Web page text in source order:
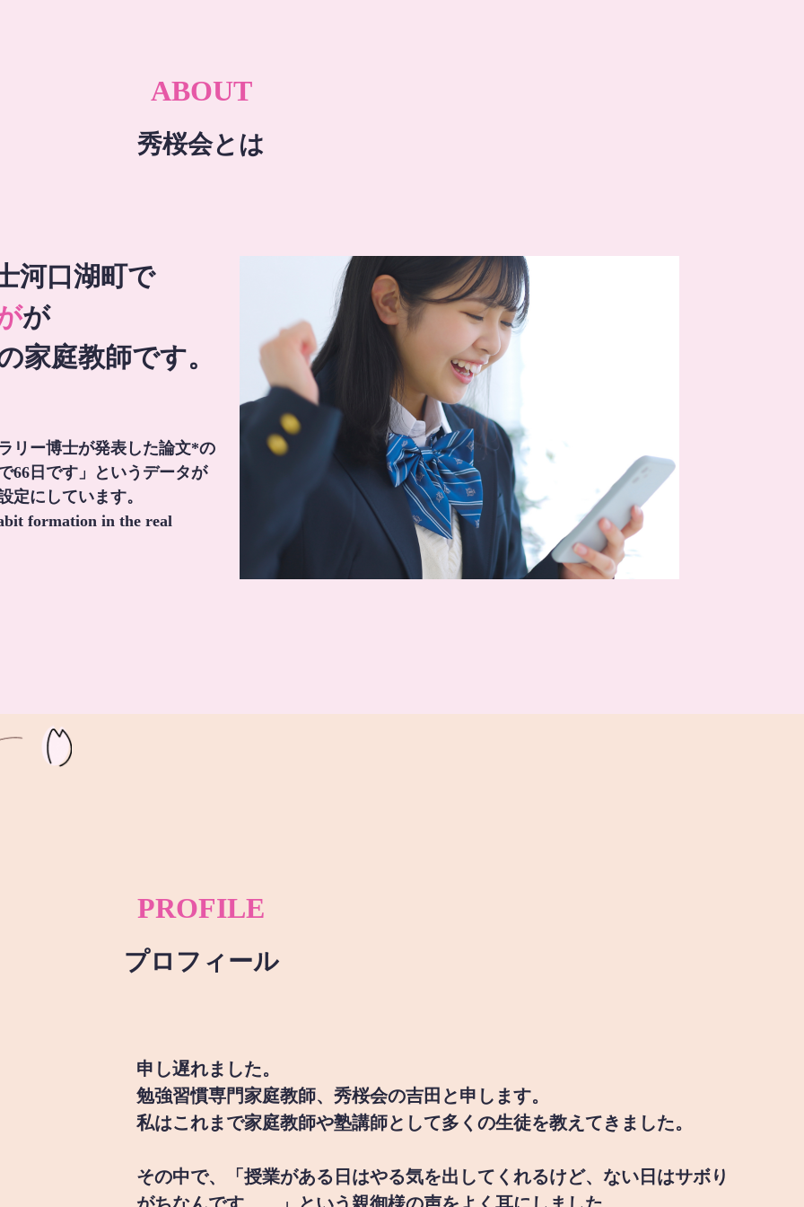
ABOUT
秀桜会とは
河口湖町で
が
家庭教師です。
リー博士が発表した論文*の
66日です」というデータが
定にしています。
formation in the real
PROFILE
プロフィール
申し遅れました。
勉強習慣専門家庭教師、秀桜会の吉田と申します。
私はこれまで家庭教師や塾講師として多くの生徒を教えてきました。
その中で、「授業がある日はやる気を出してくれるけど、ない日はサボり